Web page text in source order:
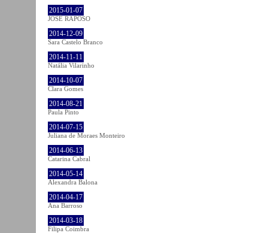
2015-01-07
JOSÉ RAPOSO
2014-12-09
Sara Castelo Branco
2014-11-11
Natália Vilarinho
2014-10-07
Clara Gomes
2014-08-21
Paula Pinto
2014-07-15
Juliana de Moraes Monteiro
2014-06-13
Catarina Cabral
2014-05-14
Alexandra Balona
2014-04-17
Ana Barroso
2014-03-18
Filipa Coimbra